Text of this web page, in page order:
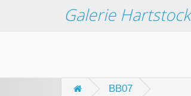
Galerie Hartstock
BB07